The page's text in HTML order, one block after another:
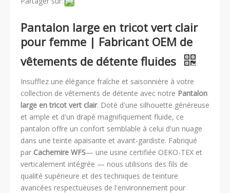
Pantalon large en tricot vert clair
pour femme | Fabricant OEM de
vêtements de détente fluides
Insufflez une élégance fraîche et saisonnière à votre
collection de vêtements de détente avec notre Pantalon
large en tricot vert clair. Doté d'une silhouette généreuse
et ample et d'un drapé magnifiquement fluide, ce
pantalon offre un confort semblable à celui d'un nuage
dans une teinte apaisante et avant-gardiste. Fabriqué
par Cachemire WFS— une usine certifiée OEKO-TEX et
verticalement intégrée — nous utilisons des fils de
qualité supérieure et des techniques de teinture
avancées respectueuses de l'environnement pour